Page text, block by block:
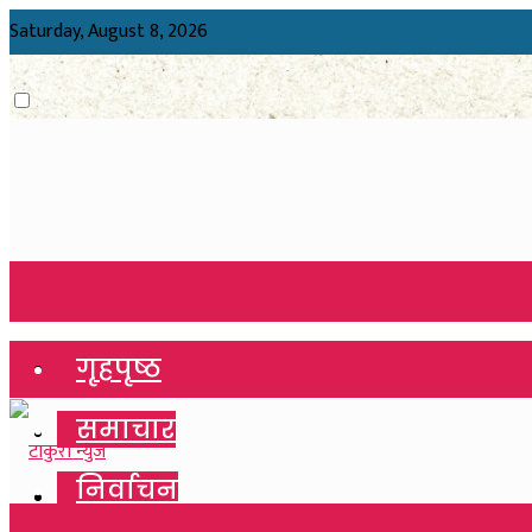
Saturday, August 8, 2026
गृहपृष्ठ
समाचार
निर्वाचन
गृहपृष्ठ
समाचार
निर्वाचन